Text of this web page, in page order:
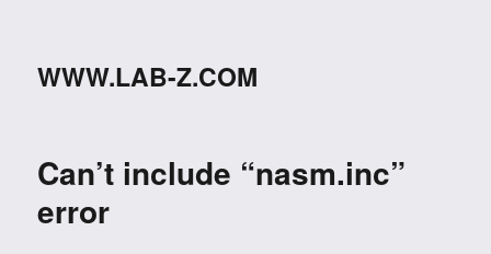
WWW.LAB-Z.COM
Can’t include “nasm.inc”
error